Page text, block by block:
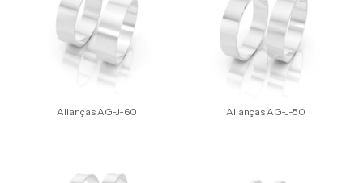
Alianças AG-J-60 Alianças AG-J-50